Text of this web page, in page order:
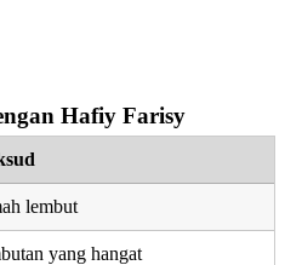
Hafiy Farisy
lembut
yang hangat